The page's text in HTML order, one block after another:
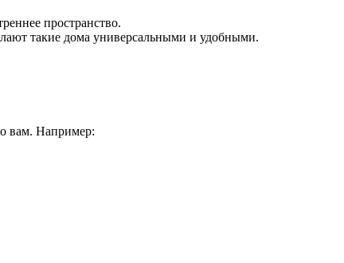
пространство.
такие дома универсальными и удобными.
вам. Например: